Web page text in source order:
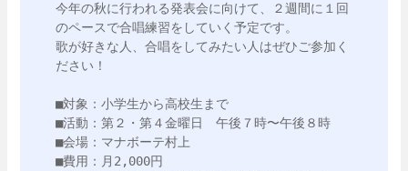
今年の秋に行われる発表会に向けて、２週間に１回
のペースで合唱練習をしていく予定です。
歌が好きな人、合唱をしてみたい人はぜひご参加く
ださい！
■対象：小学生から高校生まで
■活動：第２・第４金曜日　午後７時〜午後８時
■会場：マナボーテ村上
■費用：月2,000円